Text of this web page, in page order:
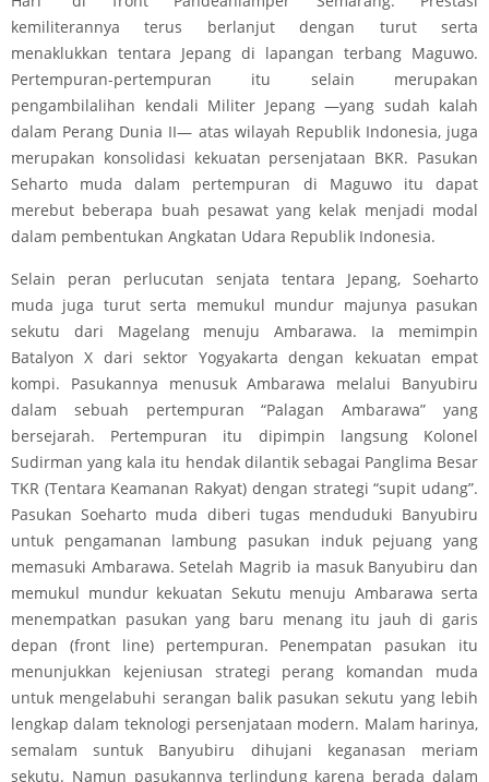
kemiliterannya terus berlanjut dengan turut serta
menaklukkan tentara Jepang di lapangan terbang Maguwo.
Pertempuran-pertempuran itu selain merupakan
pengambilalihan kendali Militer Jepang —yang sudah kalah
dalam Perang Dunia II— atas wilayah Republik Indonesia, juga
merupakan konsolidasi kekuatan persenjataan BKR. Pasukan
Seharto muda dalam pertempuran di Maguwo itu dapat
merebut beberapa buah pesawat yang kelak menjadi modal
dalam pembentukan Angkatan Udara Republik Indonesia.
Selain peran perlucutan senjata tentara Jepang, Soeharto
muda juga turut serta memukul mundur majunya pasukan
sekutu dari Magelang menuju Ambarawa. Ia memimpin
Batalyon X dari sektor Yogyakarta dengan kekuatan empat
kompi. Pasukannya menusuk Ambarawa melalui Banyubiru
dalam sebuah pertempuran “Palagan Ambarawa” yang
bersejarah. Pertempuran itu dipimpin langsung Kolonel
Sudirman yang kala itu hendak dilantik sebagai Panglima Besar
TKR (Tentara Keamanan Rakyat) dengan strategi “supit udang”.
Pasukan Soeharto muda diberi tugas menduduki Banyubiru
untuk pengamanan lambung pasukan induk pejuang yang
memasuki Ambarawa. Setelah Magrib ia masuk Banyubiru dan
memukul mundur kekuatan Sekutu menuju Ambarawa serta
menempatkan pasukan yang baru menang itu jauh di garis
depan (front line) pertempuran. Penempatan pasukan itu
menunjukkan kejeniusan strategi perang komandan muda
untuk mengelabuhi serangan balik pasukan sekutu yang lebih
lengkap dalam teknologi persenjataan modern. Malam harinya,
semalam suntuk Banyubiru dihujani keganasan meriam
sekutu. Namun pasukannya terlindung karena berada dalam